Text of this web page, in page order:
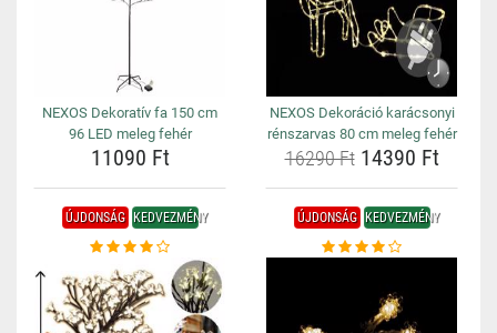
NEXOS Dekoratív fa 150 cm
96 LED meleg fehér
11090 Ft
NEXOS Dekoráció karácsonyi
rénszarvas 80 cm meleg fehér
16290 Ft14390 Ft
ÚJDONSÁG KEDVEZMÉNY ÚJDONSÁG KEDVEZMÉNY